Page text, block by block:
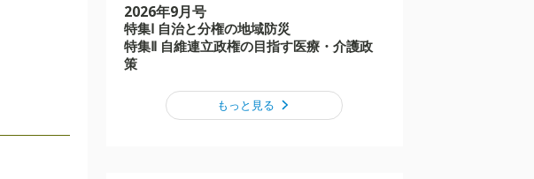
2026年9月号
特集Ⅰ 自治と分権の地域防災
特集Ⅱ 自維連立政権の目指す医療・介護政
策
もっと見る